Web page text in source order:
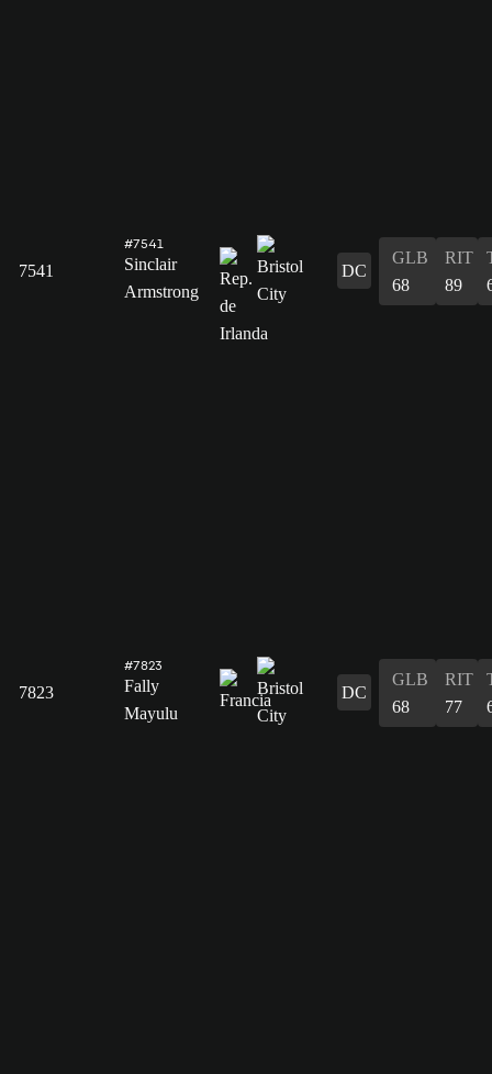
7541
#7541
Sinclair
Armstrong
DC
GLB
68
RIT
89
7823
#7823
Fally
Mayulu
DC
GLB
68
RIT
77